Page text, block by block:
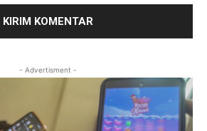
- Advertisment -